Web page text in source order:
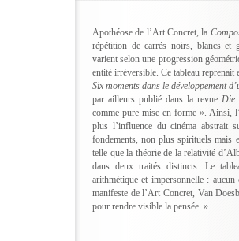
Apothéose de l’Art Concret, la
répétition de carrés noirs, blancs et
varient selon une progression
entité irréversible. Ce tableau
Six moments dans le développement
par ailleurs publié dans la revue Die
comme pure mise en forme ». Ainsi,
plus l’influence du cinéma abstrait
fondements, non plus spirituels mais
telle que la théorie de la relativité
dans deux traités distincts. Le
arithmétique et impersonnelle :
manifeste de l’Art Concret, Van
pour rendre visible la pensée. »